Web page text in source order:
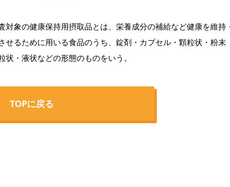
対象の健康保持用摂取品とは、栄養成分の補給など健康を維持
せるために用いる食品のうち、錠剤・カプセル・顆粒状・粉末
状・液状などの形態のものをいう。
TOPに戻る